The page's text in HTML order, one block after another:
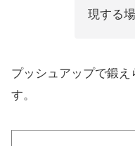
現する
プッシュアップで鍛
す。